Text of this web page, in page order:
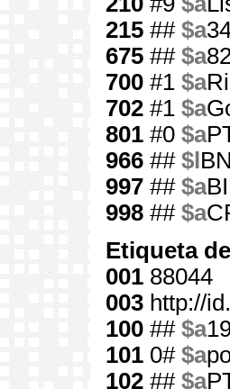
215 ## $a
675 ## $a
700 #1 $a
702 #1 $a
801 #0 $a
966 ## $l BN
997 ## $a
998 ## $a
Etiqueta
001 88044
003 http://
100 ## $a
101 0# $a
102 ## $a